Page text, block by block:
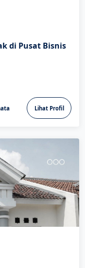
di Pusat Bisnis
Lihat Profil